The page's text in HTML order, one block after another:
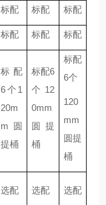
标配 标配 标配
标配 标配 标配
标配
6个1
20m
m圆
提桶
标配6
个12
0mm
圆提
桶
标配
6个
120
mm
圆提
桶
选配 选配 选配